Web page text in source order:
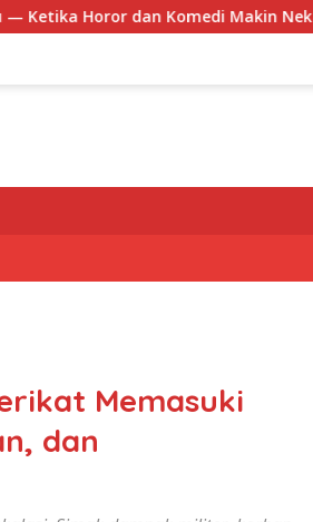
Makin Nekat & Makin Indonesia
Memasuki
dan